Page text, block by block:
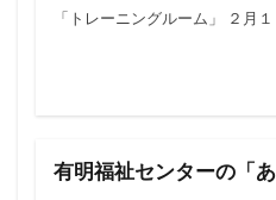
「トレーニングルーム」 ２月
有明福祉センターの「